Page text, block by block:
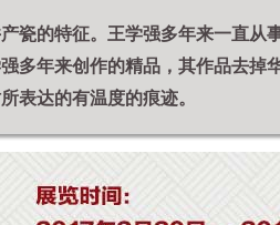
瓷的特征。王学强多年来一直从
多年来创作的精品，其作品去掉
表达的有温度的痕迹。